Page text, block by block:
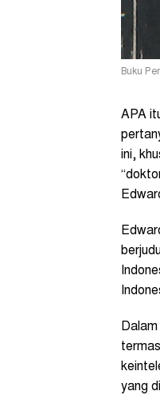
Buku
APA
ini,
Dalam
yang